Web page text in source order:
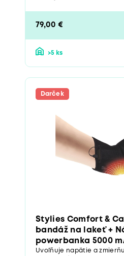
79,00 €
>5 ks
Darček
Stylies Comfort &
bandáž na lakeť +
powerbanka 5000
Uvoľňuje napätie a